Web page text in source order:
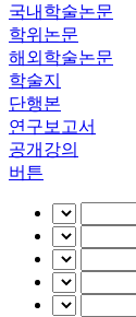
국내학술논문
학위논문
해외학술논문
학술지
단행본
연구보고서
공개강의
버튼